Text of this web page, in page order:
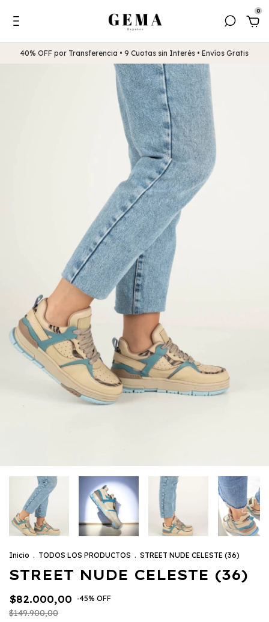
0
40% OFF por Transferencia • 9 Cuotas sin Interés • Envíos Gratis
Inicio . TODOS LOS PRODUCTOS . STREET NUDE CELESTE (36)
STREET NUDE CELESTE (36)
$82.000,00 -45% OFF
$149.900,00